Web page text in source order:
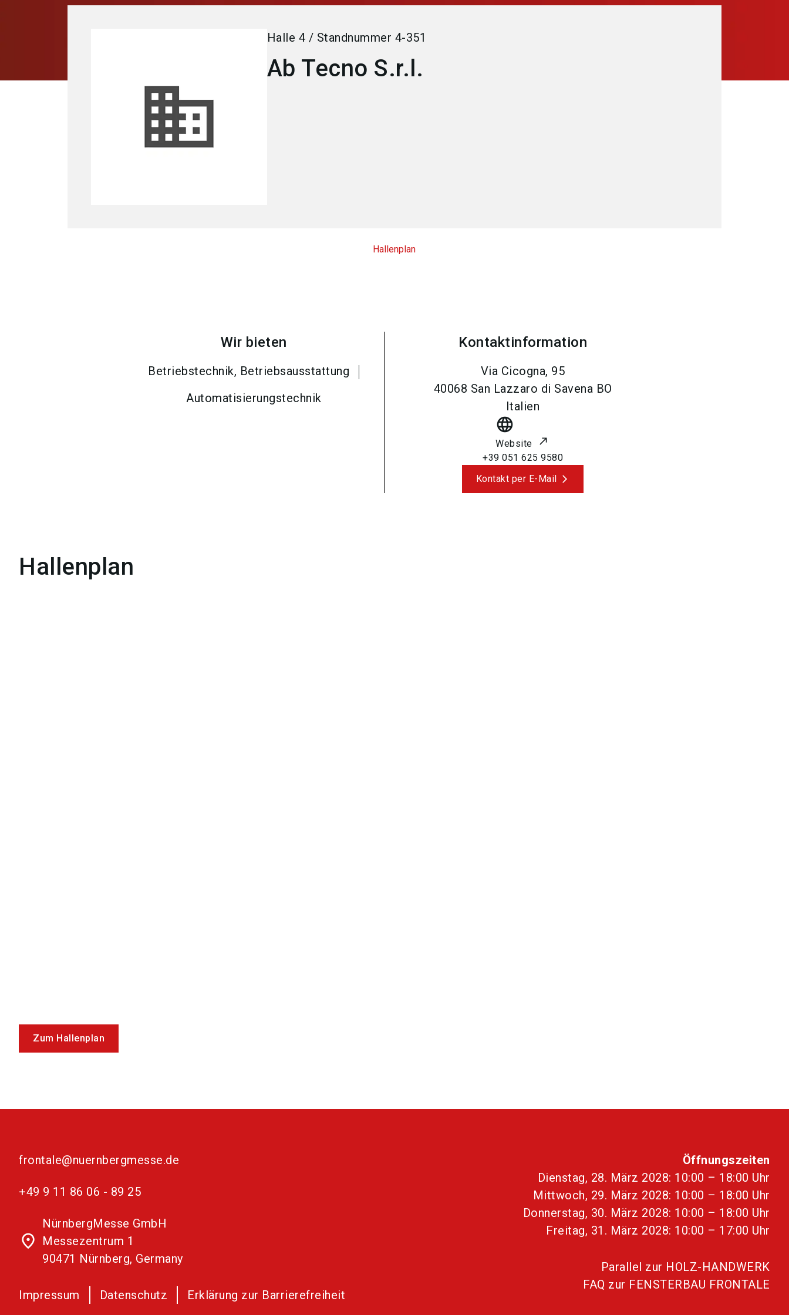
Halle 4 / Standnummer 4-351
Ab Tecno S.r.l.
Hallenplan
Wir bieten
Betriebstechnik, Betriebsausstattung
Automatisierungstechnik
Kontaktinformation
Via Cicogna, 95
40068 San Lazzaro di Savena BO
Italien
language
Website
+39 051 625 9580
Kontakt per E-Mail
Hallenplan
Zum Hallenplan
frontale@nuernbergmesse.de
+49 9 11 86 06 - 89 25
place
NürnbergMesse GmbH
Messezentrum 1
90471 Nürnberg, Germany
Impressum Datenschutz Erklärung zur Barrierefreiheit
Öffnungszeiten
Dienstag, 28. März 2028: 10:00 – 18:00 Uhr
Mittwoch, 29. März 2028: 10:00 – 18:00 Uhr
Donnerstag, 30. März 2028: 10:00 – 18:00 Uhr
Freitag, 31. März 2028: 10:00 – 17:00 Uhr
Parallel zur HOLZ-HANDWERK
FAQ zur FENSTERBAU FRONTALE